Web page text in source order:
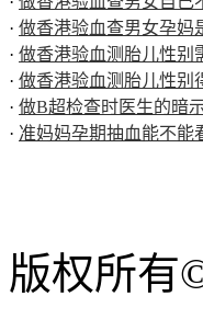
· 做香港验血查男女孕妈
· 做香港验血测胎儿性别
· 做香港验血测胎儿性别
· 做B超检查时医生的暗
· 准妈妈孕期抽血能不能
版权所有